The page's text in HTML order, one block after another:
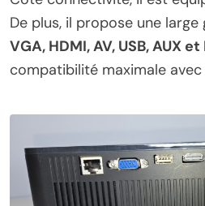
De plus, il propose une large
VGA, HDMI, AV, USB, AUX
compatibilité maximale